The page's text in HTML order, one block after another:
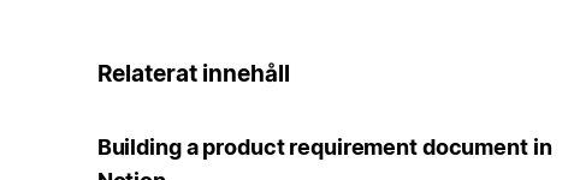
Relaterat innehåll
Building a product requirement document in